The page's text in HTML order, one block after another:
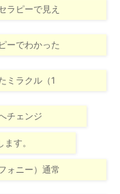
ラピーで見え
ーでわかった
ミラクル（1
チェンジ
す。
ォニー）通常